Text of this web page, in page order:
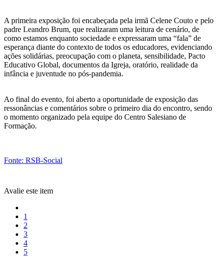
A primeira exposição foi encabeçada pela irmã Celene Couto e pelo
padre Leandro Brum, que realizaram uma leitura de cenário, de
como estamos enquanto sociedade e expressaram uma “fala” de
esperança diante do contexto de todos os educadores, evidenciando
ações solidárias, preocupação com o planeta, sensibilidade, Pacto
Educativo Global, documentos da Igreja, oratório, realidade da
infância e juventude no pós-pandemia.
Ao final do evento, foi aberto a oportunidade de exposição das
ressonâncias e comentários sobre o primeiro dia do encontro, sendo
o momento organizado pela equipe do Centro Salesiano de
Formação.
Fonte: RSB-Social
Avalie este item
1
2
3
4
5